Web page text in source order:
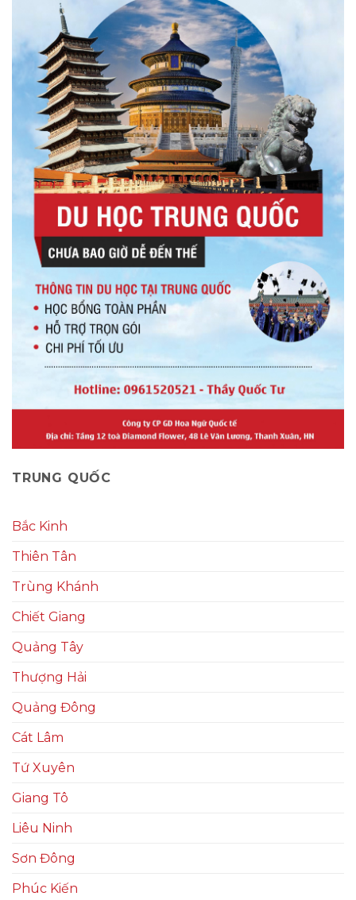
TRUNG QUỐC
Bắc Kinh
Thiên Tân
Trùng Khánh
Chiết Giang
Quảng Tây
Thượng Hải
Quảng Đông
Cát Lâm
Tứ Xuyên
Giang Tô
Liêu Ninh
Sơn Đông
Phúc Kiến